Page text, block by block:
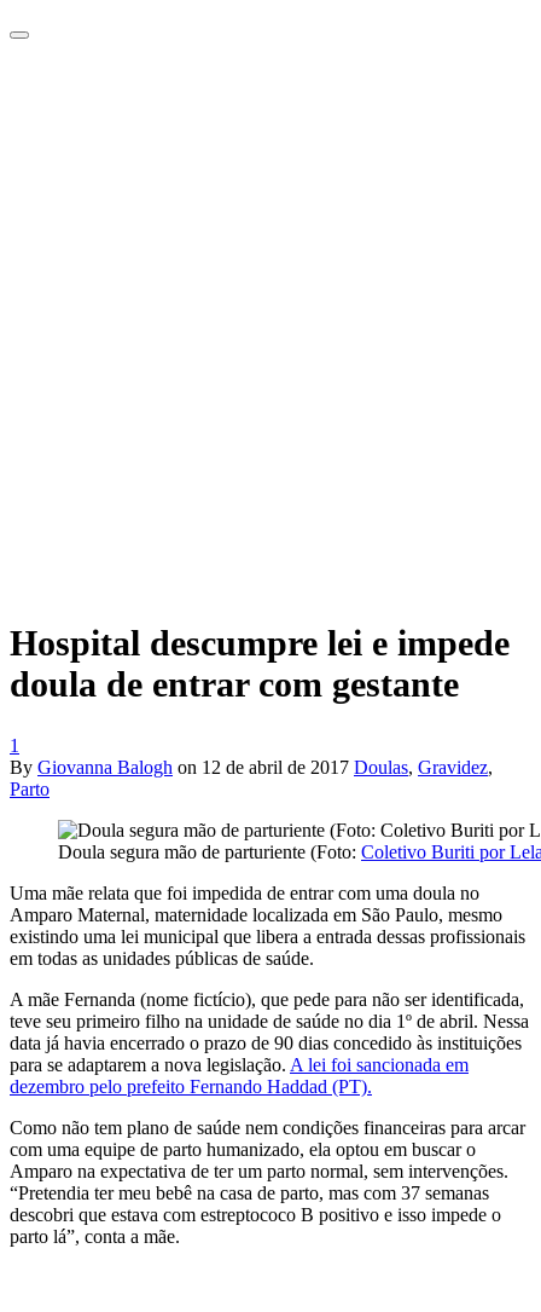
Hospital descumpre lei e impede
doula de entrar com gestante
1
By Giovanna Balogh on 12 de abril de 2017 Doulas, Gravidez,
Parto
Doula segura mão de parturiente (Foto: Coletivo Buriti por
Uma mãe relata que foi impedida de entrar com uma doula no
Amparo Maternal, maternidade localizada em São Paulo, mesmo
existindo uma lei municipal que libera a entrada dessas profissionais
em todas as unidades públicas de saúde.
A mãe Fernanda (nome fictício), que pede para não ser identificada,
teve seu primeiro filho na unidade de saúde no dia 1º de abril. Nessa
data já havia encerrado o prazo de 90 dias concedido às instituições
para se adaptarem a nova legislação. A lei foi sancionada em
dezembro pelo prefeito Fernando Haddad (PT).
Como não tem plano de saúde nem condições financeiras para arcar
com uma equipe de parto humanizado, ela optou em buscar o
Amparo na expectativa de ter um parto normal, sem intervenções.
“Pretendia ter meu bebê na casa de parto, mas com 37 semanas
descobri que estava com estreptococo B positivo e isso impede o
parto lá”, conta a mãe.